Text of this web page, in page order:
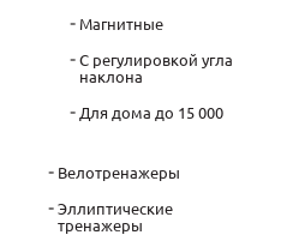
Магнитные
С регулировкой угла
наклона
Для дома до 15 000
Велотренажеры
Эллиптические
тренажеры